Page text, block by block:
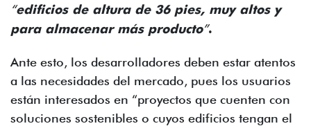
“edificios de altura de 36 pies, muy altos y
para almacenar más producto”.
Ante esto, los desarrolladores deben estar atentos
a las necesidades del mercado, pues los usuarios
están interesados en “proyectos que cuenten con
soluciones sostenibles o cuyos edificios tengan el